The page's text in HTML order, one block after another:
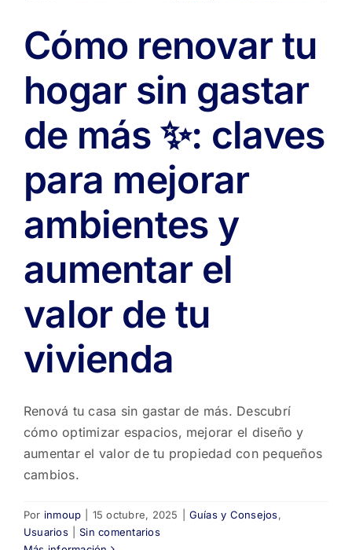
Cómo renovar tu
hogar sin gastar
de más ✨: claves
para mejorar
ambientes y
aumentar el
valor de tu
vivienda
Renová tu casa sin gastar de más. Descubrí
cómo optimizar espacios, mejorar el diseño y
aumentar el valor de tu propiedad con pequeños
cambios.
Por inmoup 15 octubre, 2025 Guías y Consejos,
Usuarios
Sin comentarios